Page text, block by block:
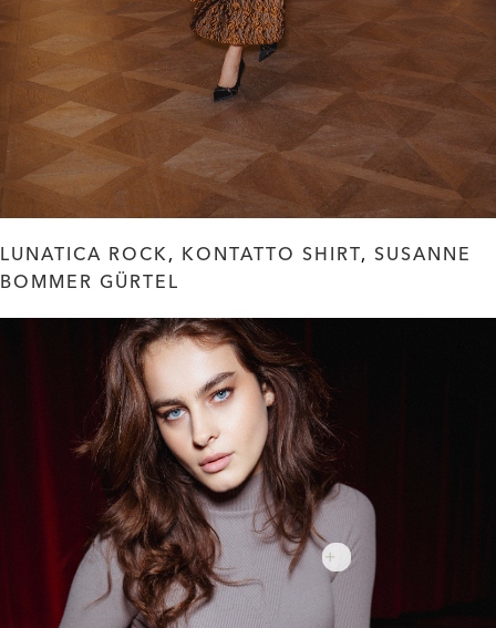
LUNATICA ROCK , KONTATTO SHIRT, SUSANNE
BOMMER GÜRTEL